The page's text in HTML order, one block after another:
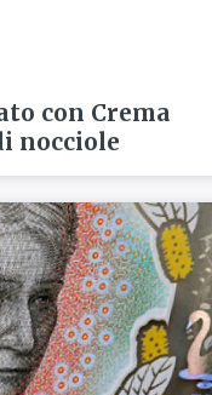
con Crema
nocciole